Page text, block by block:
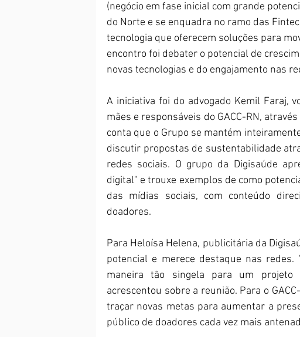
(negócio em fase inicial com grande
do Norte e se enquadra no ramo das
tecnologia que oferecem soluções para
encontro foi debater o potencial de
novas tecnologias e do engajamento nas
A iniciativa foi do advogado Kemil Faraj,
mães e responsáveis do GACC-RN,
conta que o Grupo se mantém
discutir propostas de sustentabilidade
redes sociais. O grupo da Digisaúde
digital" e trouxe exemplos de como
das mídias sociais, com conteúdo
doadores.
Para Heloísa Helena, publicitária da
potencial e merece destaque nas
maneira tão singela para um projeto
acrescentou sobre a reunião. Para o
traçar novas metas para aumentar a
público de doadores cada vez mais